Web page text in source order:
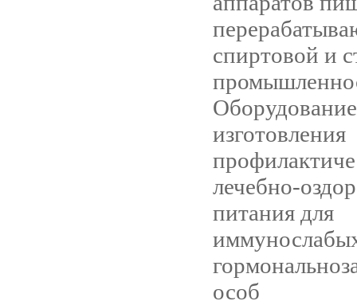
спиртовой и
изготовления
лечебно-
питания для
особ